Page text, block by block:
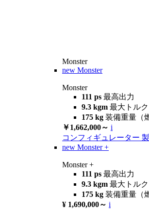
Monster
new Monster
Monster
111 ps 最高出力
9.3 kgm 最大トルク
175 kg 装備重量（
￥1,662,000～ i
コンフィギュレーター
new Monster +
Monster +
111 ps 最高出力
9.3 kgm 最大トルク
175 kg 装備重量（
¥ 1,690,000～ i